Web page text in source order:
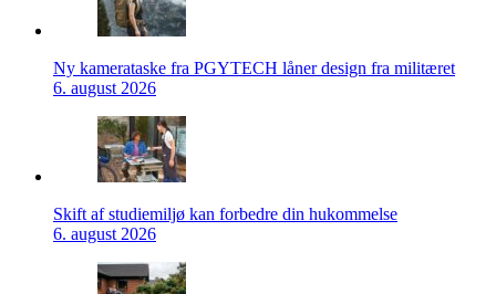
Ny kamerataske fra PGYTECH låner design fra militæret
6. august 2026
Skift af studiemiljø kan forbedre din hukommelse
6. august 2026